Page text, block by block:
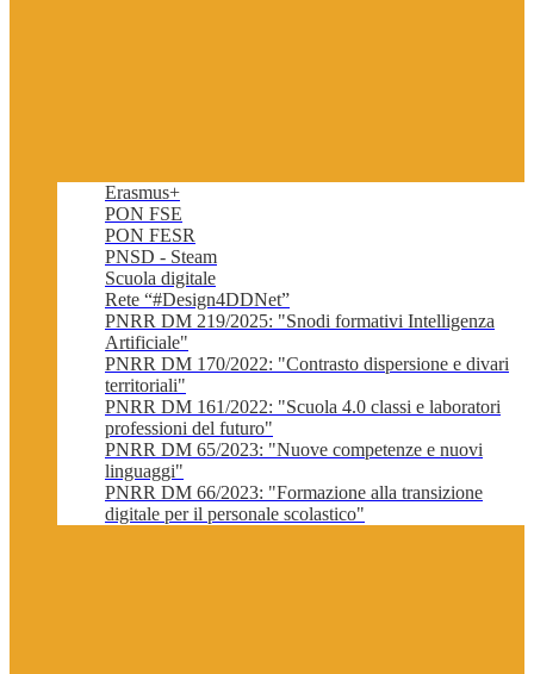
Erasmus+
PON FSE
PON FESR
PNSD - Steam
Scuola digitale
Rete “#Design4DDNet”
PNRR DM 219/2025: "Snodi formativi Intelligenza
Artificiale"
PNRR DM 170/2022: "Contrasto dispersione e divari
territoriali"
PNRR DM 161/2022: "Scuola 4.0 classi e laboratori
professioni del futuro"
PNRR DM 65/2023: "Nuove competenze e nuovi
linguaggi"
PNRR DM 66/2023: "Formazione alla transizione
digitale per il personale scolastico"